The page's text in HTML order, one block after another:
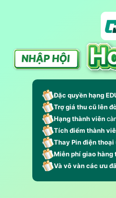
Đặc quyền hạng
Trợ giá thu cũ lên
Hạng thành viên
Tích điểm thành
Thay Pin điện thoại
Miễn phí giao
Và vô vàn các ưu